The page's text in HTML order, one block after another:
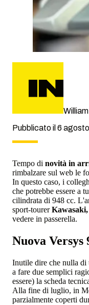
Pubblicato il 6
Tempo di novità in
rimbalzare sul web le
In questo caso, i
che potrebbe essere a
cilindrata di 948 cc.
sport-tourerKawasaki,
vedere in passerella.
Nuova Versys
Inutile dire che nulla di
a fare due semplici
essere) la scheda
Alla fine di luglio, in
parzialmente coperti